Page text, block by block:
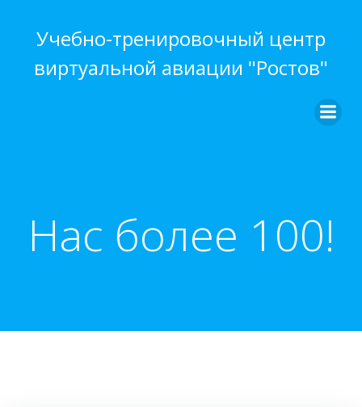
содержимому
Учебно-тренировочный центр
виртуальной авиации "Ростов"
Нас более 100!